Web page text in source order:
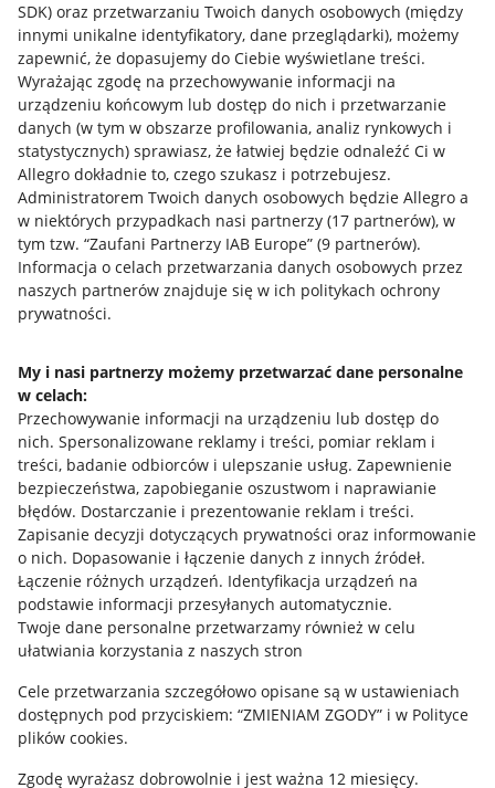
SDK) oraz przetwarzaniu Twoich danych osobowych (między
innymi unikalne identyfikatory, dane przeglądarki), możemy
zapewnić, że dopasujemy do Ciebie wyświetlane treści.
Wyrażając zgodę na przechowywanie informacji na
urządzeniu końcowym lub dostęp do nich i przetwarzanie
danych (w tym w obszarze profilowania, analiz rynkowych i
statystycznych) sprawiasz, że łatwiej będzie odnaleźć Ci w
Allegro dokładnie to, czego szukasz i potrzebujesz.
Administratorem Twoich danych osobowych będzie Allegro a
w niektórych przypadkach nasi partnerzy (17 partnerów), w
tym tzw. “Zaufani Partnerzy IAB Europe” (9 partnerów).
Informacja o celach przetwarzania danych osobowych przez
naszych partnerów znajduje się w ich politykach ochrony
prywatności.
My i nasi partnerzy możemy przetwarzać dane personalne
w celach:
Przechowywanie informacji na urządzeniu lub dostęp do
nich. Spersonalizowane reklamy i treści, pomiar reklam i
treści, badanie odbiorców i ulepszanie usług. Zapewnienie
bezpieczeństwa, zapobieganie oszustwom i naprawianie
błędów. Dostarczanie i prezentowanie reklam i treści.
Zapisanie decyzji dotyczących prywatności oraz informowanie
o nich. Dopasowanie i łączenie danych z innych źródeł.
Łączenie różnych urządzeń. Identyfikacja urządzeń na
podstawie informacji przesyłanych automatycznie.
Twoje dane personalne przetwarzamy również w celu
ułatwiania korzystania z naszych stron
Cele przetwarzania szczegółowo opisane są w ustawieniach
dostępnych pod przyciskiem: “ZMIENIAM ZGODY” i w Polityce
plików cookies.
Zgodę wyrażasz dobrowolnie i jest ważna 12 miesięcy.
Przydatne informacje
Jak to działa
Allegro Gadane dla sprzedających
Allegro Gadane dla kupujących
Mapa miejscowości
Informacje prawne
Regulamin
Polityka plików "cookies"
Ustawienia plików "cookies"
Udostępnianie lokalizacji
Informacje dla Aktu o Usługach Cyfrowych